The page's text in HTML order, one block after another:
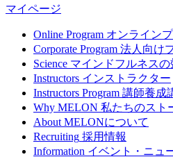
マイページ
Online Program オンライン
Corporate Program 法人向け
Science マインドフルネスの
Instructors インストラクター
Instructors Program 講師養成
Why MELON 私たちのスト
About MELONについて
Recruiting 採用情報
Information イベント・ニュ